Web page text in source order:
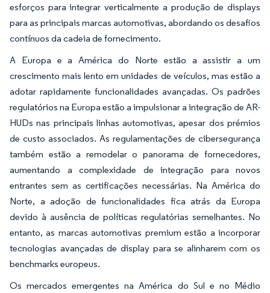
esforços para integrar verticalmente a produção de displays
para as principais marcas automotivas, abordando os desafios
contínuos da cadeia de fornecimento.
A Europa e a América do Norte estão a assistir a um
crescimento mais lento em unidades de veículos, mas estão a
adotar rapidamente funcionalidades avançadas. Os padrões
regulatórios na Europa estão a impulsionar a integração de AR-
HUDs nas principais linhas automotivas, apesar dos prémios
de custo associados. As regulamentações de cibersegurança
também estão a remodelar o panorama de fornecedores,
aumentando a complexidade de integração para novos
entrantes sem as certificações necessárias. Na América do
Norte, a adoção de funcionalidades fica atrás da Europa
devido à ausência de políticas regulatórias semelhantes. No
entanto, as marcas automotivas premium estão a incorporar
tecnologias avançadas de display para se alinharem com os
benchmarks europeus.
Os mercados emergentes na América do Sul e no Médio